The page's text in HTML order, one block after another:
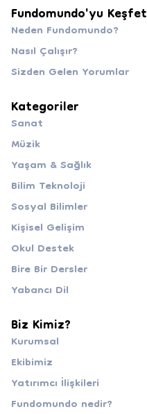
Fundomundo'yu Keşfet
Neden Fundomundo?
Nasıl Çalışır?
Sizden Gelen Yorumlar
Kategoriler
Sanat
Müzik
Yaşam & Sağlık
Bilim Teknoloji
Sosyal Bilimler
Kişisel Gelişim
Okul Destek
Bire Bir Dersler
Yabancı Dil
Biz Kimiz?
Kurumsal
Ekibimiz
Yatırımcı İlişkileri
Fundomundo nedir?